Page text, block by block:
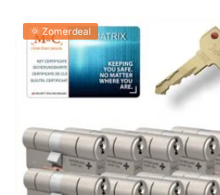
🌞 Zomerdeal